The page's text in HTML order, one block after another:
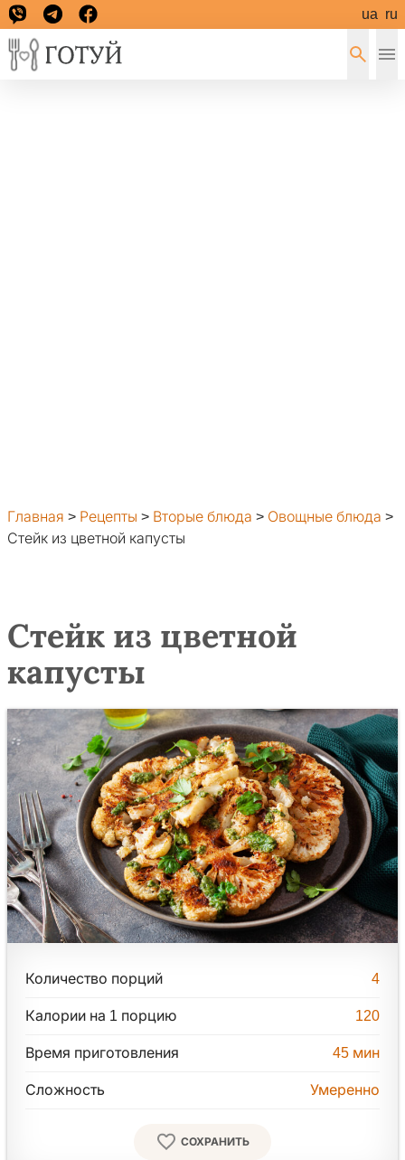
ua ru
Главная > Рецепты > Вторые блюда > Овощные блюда >
Стейк из цветной капусты
Стейк из цветной
капусты
Количество порций 4
Калории на 1 порцию 120
Время приготовления 45 мин
Сложность Умеренно
СОХРАНИТЬ